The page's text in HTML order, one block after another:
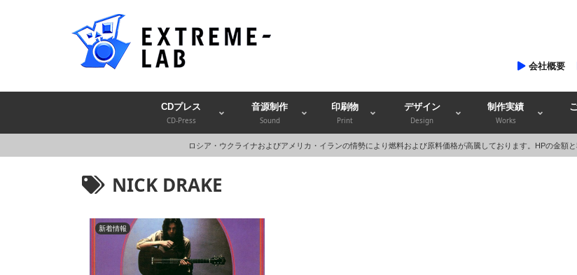
会社概要
CDプレス
CD-Press
音源制作
Sound
印刷物
Print
デザイン
Design
制作実績
Works
ロシア・ウクライナおよびアメリカ・イランの情勢により燃料および原料価格が高騰しております。HPの金額
NICK DRAKE
新着情報